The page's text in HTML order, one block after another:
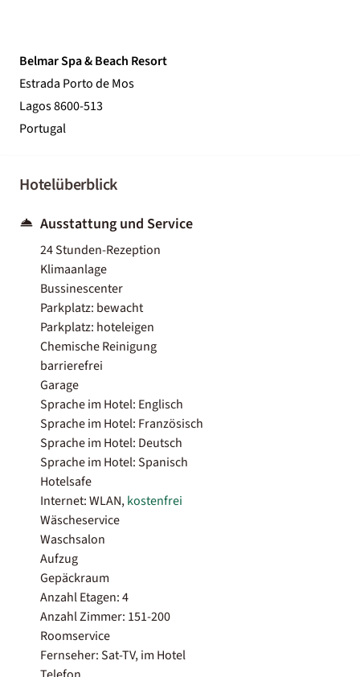
Belmar Spa & Beach Resort
Estrada Porto de Mos
Lagos 8600-513
Portugal
Hotelüberblick
Ausstattung und Service
24 Stunden-Rezeption
Klimaanlage
Bussinescenter
Parkplatz: bewacht
Parkplatz: hoteleigen
Chemische Reinigung
barrierefrei
Garage
Sprache im Hotel: Englisch
Sprache im Hotel: Französisch
Sprache im Hotel: Deutsch
Sprache im Hotel: Spanisch
Hotelsafe
Internet: WLAN,kostenfrei
Wäscheservice
Waschsalon
Aufzug
Gepäckraum
Anzahl Etagen: 4
Anzahl Zimmer: 151-200
Roomservice
Fernseher: Sat-TV, im Hotel